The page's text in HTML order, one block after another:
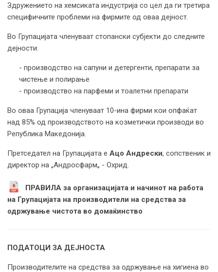
Здружението на хемсиката индустрија со цел да ги третира
специфичните проблеми на фирмите од оваа дејност.
Во Групацијата членуваат стопански субјекти до следните
дејности:
- производство на сапуни и детергенти, препарати за
чистење и полирање
- производство на парфеми и тоалетни препарати
Во оваа Групација членуваат 10-ина фирми кои опфаќат
над 85% од производството на козмeтички производи во
Република Македонија.
Претседател на Групацијата е Ацо Андрески, сопственик и
директор на „Андросфарм„ - Охрид.
ПРАВИЛА за организацијата и начинот на работа
на Групацијата на производители на средства за
одржување чистота во домаќинство
ПОДАТОЦИ ЗА ДЕЈНОСТА
Производителите на средства за одржување на хигиена во